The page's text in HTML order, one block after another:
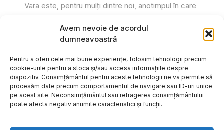
Avem nevoie de acordul
dumneavoastră
Pentru a oferi cele mai bune experiențe, folosim tehnologii precum
cookie-urile pentru a stoca și/sau accesa informațiile despre
dispozitiv. Consimțământul pentru aceste tehnologii ne va permite să
procesăm date precum comportamentul de navigare sau ID-uri unice
pe acest site. Neconsimțământul sau retragerea consimțământului
poate afecta negativ anumite caracteristici și funcții.
Vara este, pentru mulți dintre noi, anotimpul în care
se întâmplă cele mai importante lucruri. Plecăm în
vacanțe pe care le planificăm luni...
Cristiana Todiresei